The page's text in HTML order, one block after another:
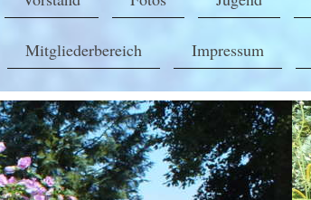
Mitgliederbereich Impressum